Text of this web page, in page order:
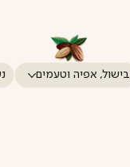
בישול, אפיה וטעמים